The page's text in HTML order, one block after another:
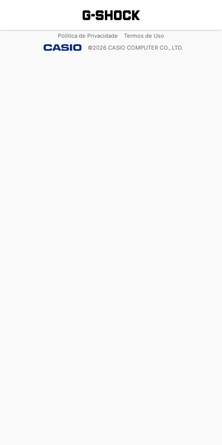
Política de Privacidade
Termos de Uso
©2026 CASIO COMPUTER CO., LTD.